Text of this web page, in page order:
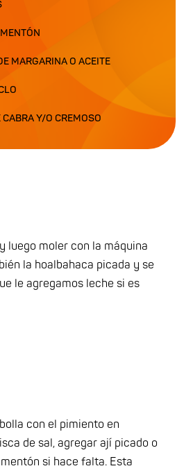
MARGARINA O ACEITE
CABRA Y/O CREMOSO
luego moler con la máquina
la hoalbahaca picada y se
le agregamos leche si es
con el pimiento en
de sal, agregar ají picado o
si hace falta. Esta